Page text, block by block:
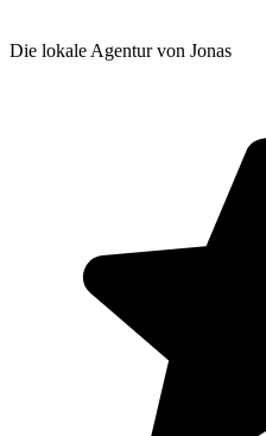
Die lokale Agentur von Jonas